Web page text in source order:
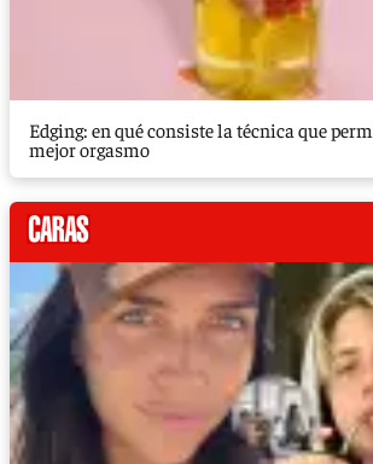
Edging: en qué consiste la técnica que
mejor orgasmo